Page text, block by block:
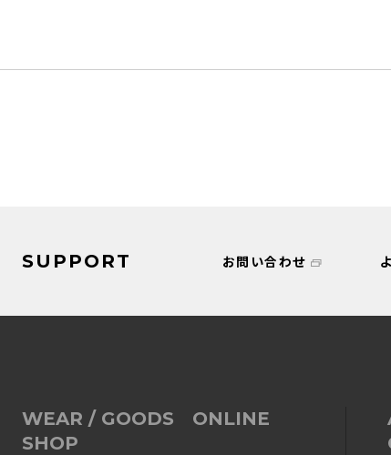
SUPPORT お問い合わせ
WEAR / GOODS ONLINE
SHOP